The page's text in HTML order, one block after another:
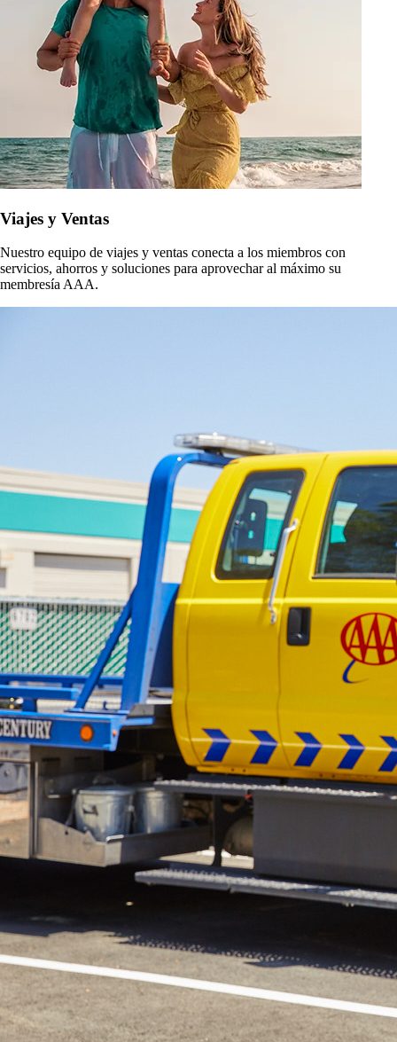
Viajes y Ventas
Nuestro equipo de viajes y ventas conecta a los miembros con
servicios, ahorros y soluciones para aprovechar al máximo su
membresía AAA.